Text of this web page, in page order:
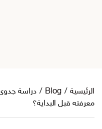
ف
الرئيسية /
Blog
/
معرفته قبل البداية؟